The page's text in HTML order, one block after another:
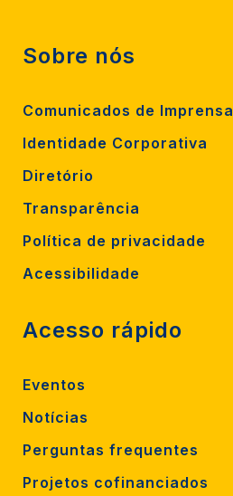
Sobre nós
Comunicados de Imprensa
Identidade Corporativa
Diretório
Transparência
Política de privacidade
Acessibilidade
Acesso rápido
Eventos
Notícias
Perguntas frequentes
Projetos cofinanciados